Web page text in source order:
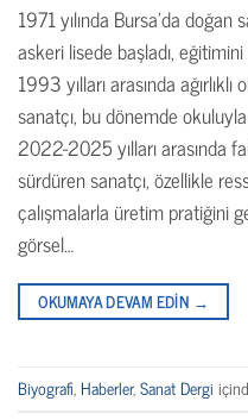
1971 yılında Bursa’da
askeri lisede başladı,
1993 yılları arasında
sanatçı, bu dönemde
2022-2025 yılları arasında
sürdüren sanatçı, özellikle
çalışmalarla üretim pratiğini
görsel…
OKUMAYA DEVAM EDIN →
Biyografi, Haberler,Sanat Dergi